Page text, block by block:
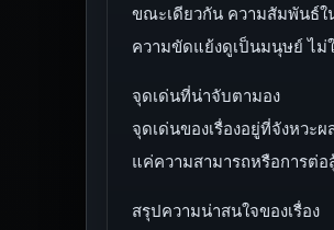
ขณะเดียวกัน ความสัมพันธ์ใ
ความขัดแย้งดูเป็นมนุษย์ ไม่
จุดเด่นที่น่าจับตามอง
จุดเด่นของเรื่องอยู่ที่จังหวะ
แค่ความสามารถหรือการต่อ
สรุปความน่าสนใจของเรื่อง